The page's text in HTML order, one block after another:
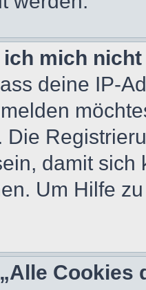
ich mich
deine IP-
Die
damit
Um Hilfe